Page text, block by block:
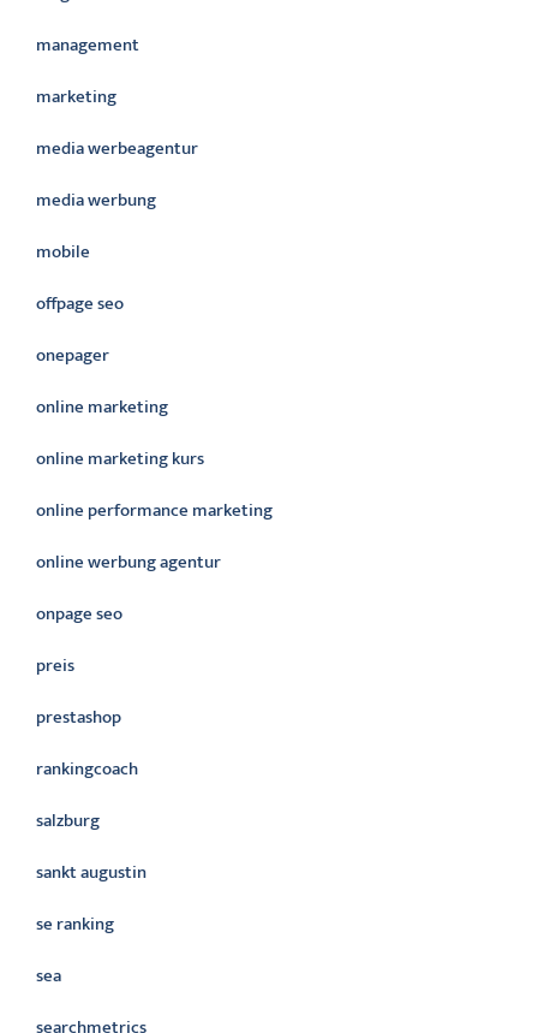
management
marketing
media werbeagentur
media werbung
mobile
offpage seo
onepager
online marketing
online marketing kurs
online performance marketing
online werbung agentur
onpage seo
preis
prestashop
rankingcoach
salzburg
sankt augustin
se ranking
sea